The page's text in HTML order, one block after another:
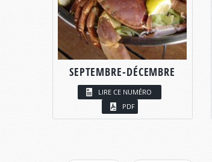
SEPTEMBRE-DÉCEMBRE
LIRE CE NUMÉRO
PDF